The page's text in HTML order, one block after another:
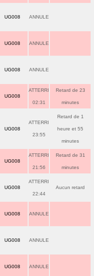
UG008 ANNULE
UG008 ANNULE
UG008 ANNULE
UG008
ATTERRI
02:31
Retard de 23
minutes
UG008
ATTERRI
23:55
Retard de 1
heure et 55
minutes
UG008
ATTERRI
21:56
Retard de 31
minutes
UG008
ATTERRI
22:44
Aucun retard
UG008 ANNULE
UG008 ANNULE
UG008 ANNULE